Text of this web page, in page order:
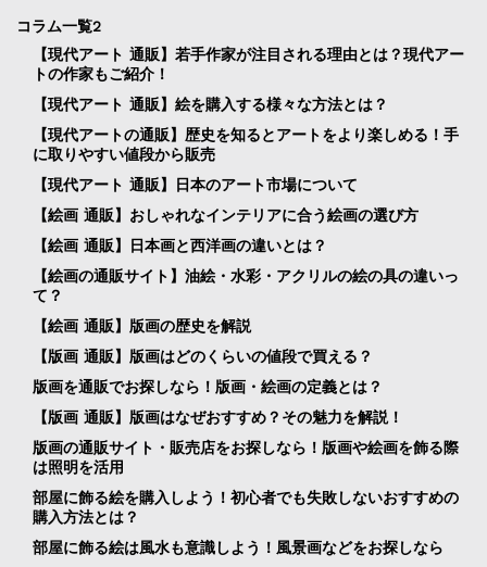
コラム一覧2
【現代アート 通販】若手作家が注目される理由とは？現代アー
トの作家もご紹介！
【現代アート 通販】絵を購入する様々な方法とは？
【現代アートの通販】歴史を知るとアートをより楽しめる！手
に取りやすい値段から販売
【現代アート 通販】日本のアート市場について
【絵画 通販】おしゃれなインテリアに合う絵画の選び方
【絵画 通販】日本画と西洋画の違いとは？
【絵画の通販サイト】油絵・水彩・アクリルの絵の具の違いっ
て？
【絵画 通販】版画の歴史を解説
【版画 通販】版画はどのくらいの値段で買える？
版画を通販でお探しなら！版画・絵画の定義とは？
【版画 通販】版画はなぜおすすめ？その魅力を解説！
版画の通販サイト・販売店をお探しなら！版画や絵画を飾る際
は照明を活用
部屋に飾る絵を購入しよう！初心者でも失敗しないおすすめの
購入方法とは？
部屋に飾る絵は風水も意識しよう！風景画などをお探しなら